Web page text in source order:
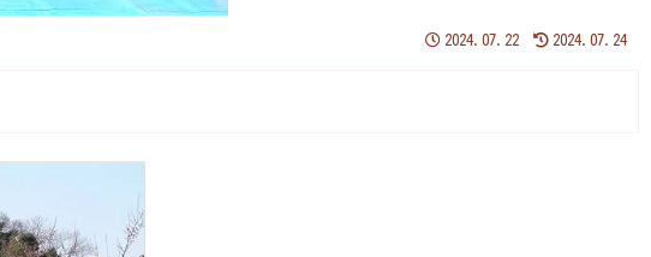
2024.07.22 2024.07.24